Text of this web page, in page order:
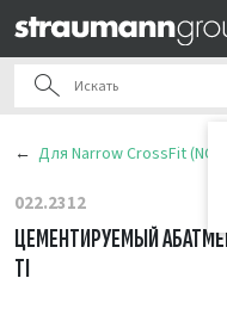
Для Narrow CrossFit (NC)
022.2312
ЦЕМЕНТИРУЕМЫЙ
TI